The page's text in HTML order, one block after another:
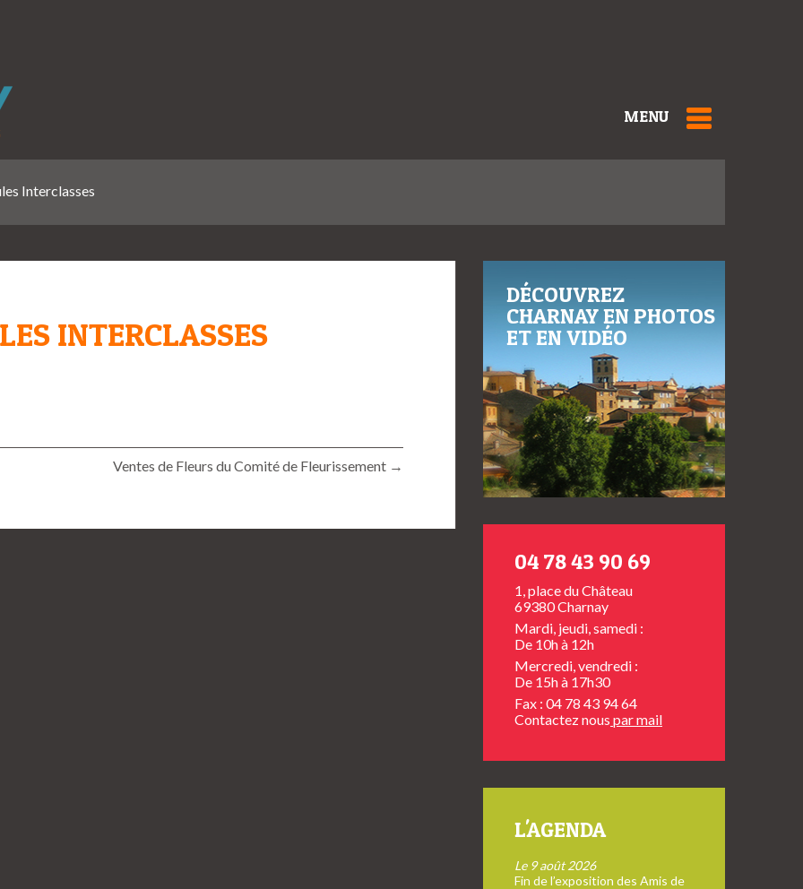
MENU
Interclasses
INTERCLASSES
Ventes de Fleurs du Comité de Fleurissement →
DÉCOUVREZ
CHARNAY EN PHOTOS
ET EN VIDÉO
04 78 43 90 69
1, place du Château
69380 Charnay
Mardi, jeudi, samedi :
De 10h à 12h
Mercredi, vendredi :
De 15h à 17h30
Fax : 04 78 43 94 64
Contactez nous par mail
L'AGENDA
Le 9 août 2026
Fin de l’exposition des Amis de